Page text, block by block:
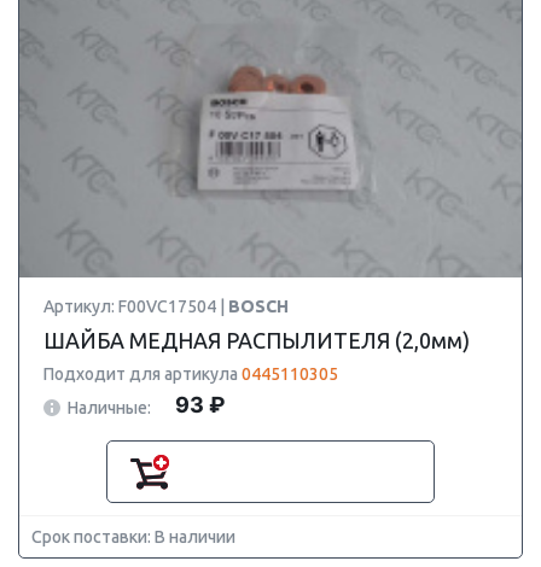
Артикул: F00VC17504 | BOSCH
ШАЙБА МЕДНАЯ РАСПЫЛИТЕЛЯ (2,0мм)
Подходит для артикула 0445110305
Наличные:
93 ₽
Срок поставки: В наличии